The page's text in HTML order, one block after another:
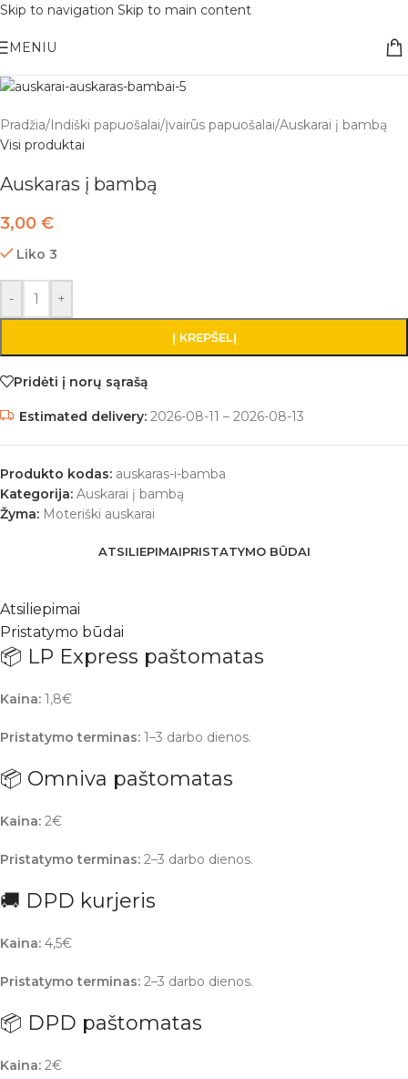
Skip to navigation Skip to main content
MENIU
Pradžia/ Indiški papuošalai/Įvairūs papuošalai/Auskarai į bambą
Visi produktai
Auskaras į bambą
3,00 €
Liko 3
- +
Į KREPŠELĮ
Pridėti į norų sąrašą
Estimated delivery: 2026-08-11 – 2026-08-13
Produkto kodas: auskaras-i-bamba
Kategorija: Auskarai į bambą
Žyma: Moteriški auskarai
ATSILIEPIMAIPRISTATYMO BŪDAI
Atsiliepimai
Pristatymo būdai
📦 LP Express paštomatas
Kaina: 1,8€
Pristatymo terminas: 1–3 darbo dienos.
📦 Omniva paštomatas
Kaina: 2€
Pristatymo terminas: 2–3 darbo dienos.
🚚 DPD kurjeris
Kaina: 4,5€
Pristatymo terminas: 2–3 darbo dienos.
📦 DPD paštomatas
Kaina: 2€